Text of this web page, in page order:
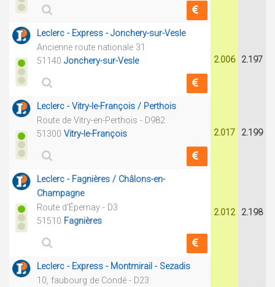
Leclerc - Express - Jonchery-sur-Vesle
Ancienne route nationale 31
51140 Jonchery-sur-Vesle 2.006 2.197
Leclerc - Vitry-le-François / Perthois
Route de Vitry-en-Perthois - D982
51300 Vitry-le-François 2.017 2.199
Leclerc - Fagnières / Châlons-en-
Champagne
Route d'Épernay - D3
51510 Fagnières
2.012 2.198
Leclerc - Express - Montmirail - Sezadis
10, faubourg de Condé - D23